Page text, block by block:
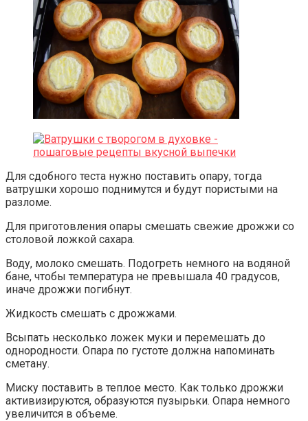
Для сдобного теста нужно поставить опару, тогда
ватрушки хорошо поднимутся и будут пористыми на
разломе.
Для приготовления опары смешать свежие дрожжи со
столовой ложкой сахара.
Воду, молоко смешать. Подогреть немного на водяной
бане, чтобы температура не превышала 40 градусов,
иначе дрожжи погибнут.
Жидкость смешать с дрожжами.
Всыпать несколько ложек муки и перемешать до
однородности. Опара по густоте должна напоминать
сметану.
Миску поставить в теплое место. Как только дрожжи
активизируются, образуются пузырьки. Опара немного
увеличится в объеме.